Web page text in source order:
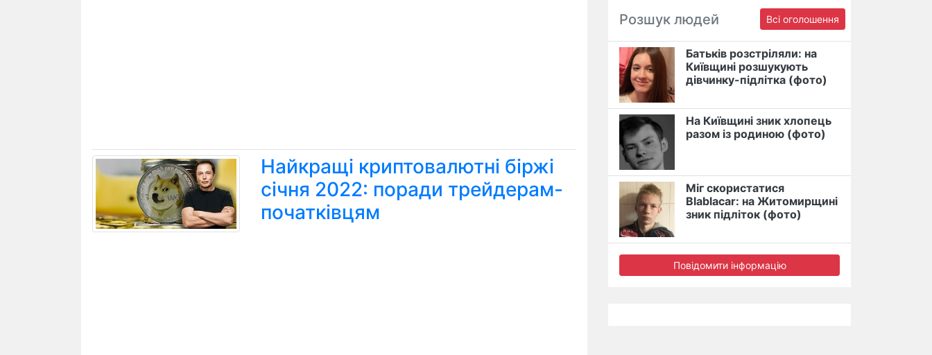
Найкращі криптовалютні біржі
січня 2022: поради трейдерам-
початківцям
Розшук людей Всі оголошення
Батьків розстріляли: на
Київщині розшукують
дівчинку-підлітка (фото)
На Київщині зник хлопець
разом із родиною (фото)
Міг скористатися
Blablacar: на Житомирщині
зник підліток (фото)
Повідомити інформацію